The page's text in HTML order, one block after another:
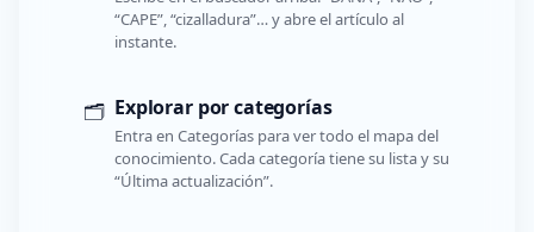
“CAPE”, “cizalladura”… y abre el artículo al
instante.
🗂️ Explorar por categorías
Entra en Categorías para ver todo el mapa del
conocimiento. Cada categoría tiene su lista y su
“Última actualización”.